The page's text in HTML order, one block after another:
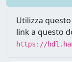
Utilizza
link a questo
https://